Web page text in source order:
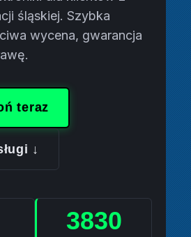
śląskiej. Szybka
wycena, gwarancja
teraz
↓
3830